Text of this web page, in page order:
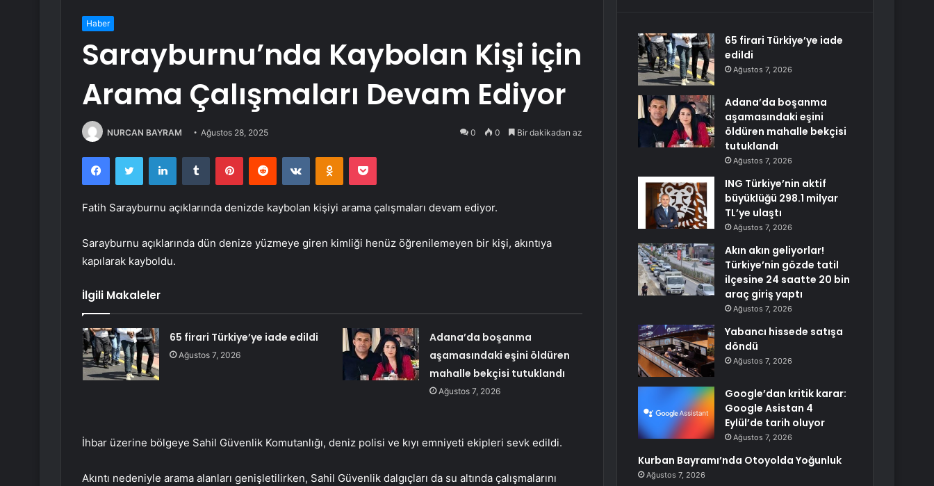
Haber
Sarayburnu’nda Kaybolan Kişi için
Arama Çalışmaları Devam Ediyor
NURCAN BAYRAM Ağustos 28, 2025 0 0 Bir dakikadan az
FacebookTwitter LinkedInTumblr PinterestReddit VKontakteOdnoklassniki
Pocket
Fatih Sarayburnu açıklarında denizde kaybolan kişiyi arama çalışmaları devam ediyor.
Sarayburnu açıklarında dün denize yüzmeye giren kimliği henüz öğrenilemeyen bir kişi, akıntıya
kapılarak kayboldu.
İlgili Makaleler
65 firari Türkiye’ye iade edildi
Ağustos 7, 2026
Adana’da boşanma
aşamasındaki eşini öldüren
mahalle bekçisi tutuklandı
Ağustos 7, 2026
İhbar üzerine bölgeye Sahil Güvenlik Komutanlığı, deniz polisi ve kıyı emniyeti ekipleri sevk edildi.
Akıntı nedeniyle arama alanları genişletilirken, Sahil Güvenlik dalgıçları da su altında çalışmalarını
65 firari Türkiye’ye iade
edildi
Ağustos 7, 2026
Adana’da boşanma
aşamasındaki eşini
öldüren mahalle bekçisi
tutuklandı
Ağustos 7, 2026
ING Türkiye’nin aktif
büyüklüğü 298.1 milyar
TL’ye ulaştı
Ağustos 7, 2026
Akın akın geliyorlar!
Türkiye’nin gözde tatil
ilçesine 24 saatte 20 bin
araç giriş yaptı
Ağustos 7, 2026
Yabancı hissede satışa
döndü
Ağustos 7, 2026
Google’dan kritik karar:
Google Asistan 4
Eylül’de tarih oluyor
Ağustos 7, 2026
Kurban Bayramı’nda Otoyolda Yoğunluk
Ağustos 7, 2026